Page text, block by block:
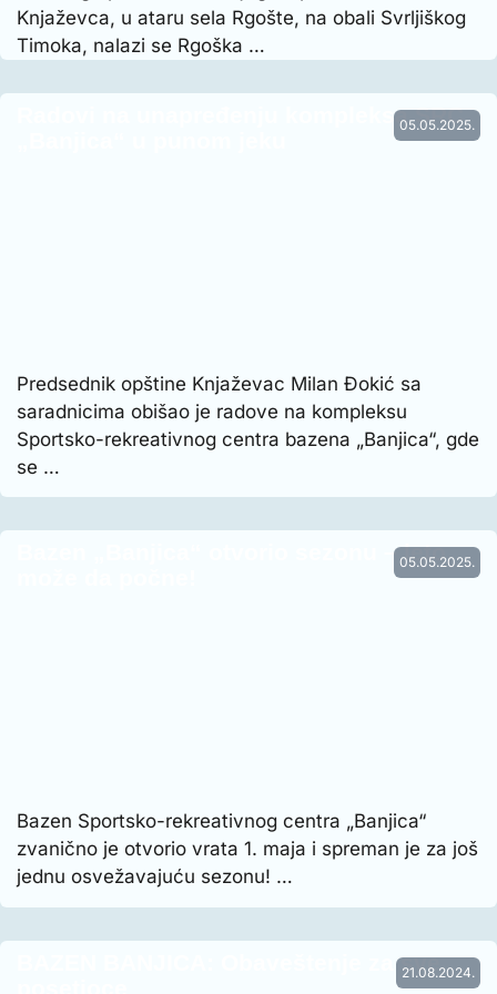
Knjaževca, u ataru sela Rgošte, na obali Svrljiškog
Timoka, nalazi se Rgoška …
05.05.2025.
Radovi na unapređenju kompleksa SRC
Predsednik opštine Knjaževac Milan Đokić sa
saradnicima obišao je radove na kompleksu
Sportsko-rekreativnog centra bazena „Banjica“, gde
se …
05.05.2025.
Bazen „Banjica“ otvorio sezonu – leto
Bazen Sportsko-rekreativnog centra „Banjica“
zvanično je otvorio vrata 1. maja i spreman je za još
jednu osvežavajuću sezonu! …
21.08.2024.
BAZEN BANJICA: Obaveštenje za sve